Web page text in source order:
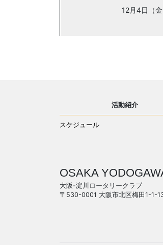
12月4日（金
活動紹介
スケジュール
OSAKA
大阪-淀川ロータリークラブ
〒530-0001 大阪市北区梅田1-1-